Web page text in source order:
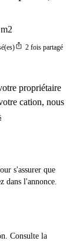
m2
ios_share 2 fois partagé
propriétaire
cation, nous
s'assurer que
dans l'annonce.
Consulte la